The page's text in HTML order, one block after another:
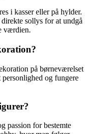
i kasser eller på hylder.
sollys for at undgå
værdien.
på børneværelset
og fungere
passion for bestemte